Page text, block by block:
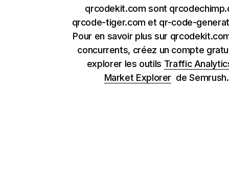
qrcodekit.com sont
qrcode-tiger.com et qr-code-
Pour en savoir plus sur
concurrents, créez un compte
explorer les outils Traffic
Market Explorer de Semrush.